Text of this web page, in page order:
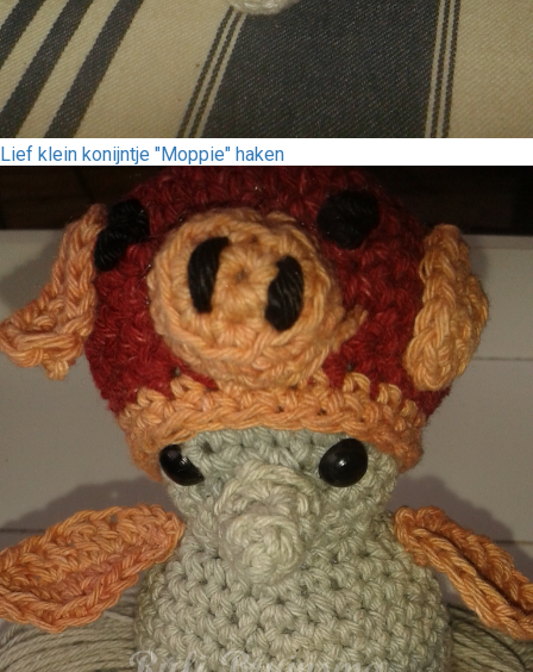
Lief klein konijntje "Moppie" haken